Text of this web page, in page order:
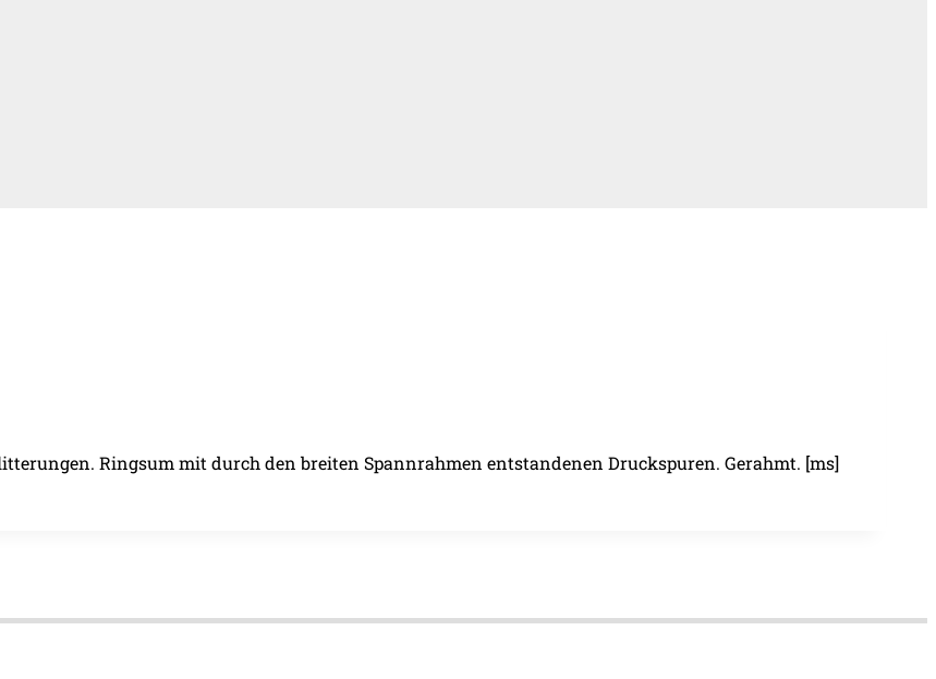
Ringsum mit durch den breiten Spannrahmen entstandenen Druckspuren. Gerahmt. [ms]